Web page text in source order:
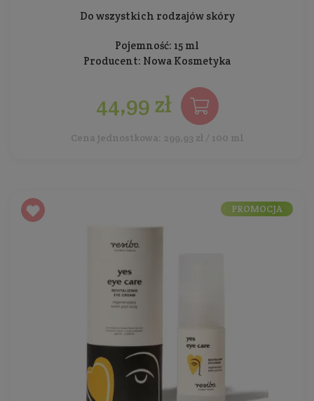
Do wszystkich rodzajów skóry
Pojemność: 15 ml
Producent: Nowa Kosmetyka
44,99 zł
Cena jednostkowa: 299,93 zł / 100 ml
PROMOCJA